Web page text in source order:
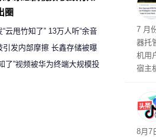
机
7 月
器托
机用
宿主
如
有可
最
8月7
圈
“云甩竹知了” 13万人听“余音
引发内部摩擦 长鑫存储被曝
工程师驱逐出研发基地
了”视频被华为终端大规模投